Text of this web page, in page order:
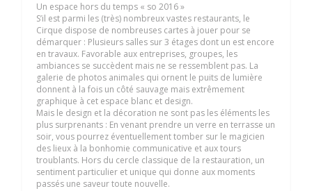
Un espace hors du temps « so 2016 »
S’il est parmi les (très) nombreux vastes restaurants, le
Cirque dispose de nombreuses cartes à jouer pour se
démarquer : Plusieurs salles sur 3 étages dont un est encore
en travaux. Favorable aux entreprises, groupes, les
ambiances se succèdent mais ne se ressemblent pas. La
galerie de photos animales qui ornent le puits de lumière
donnent à la fois un côté sauvage mais extrêmement
graphique à cet espace blanc et design.
Mais le design et la décoration ne sont pas les éléments les
plus surprenants : En venant prendre un verre en terrasse un
soir, vous pourrez éventuellement tomber sur le magicien
des lieux à la bonhomie communicative et aux tours
troublants. Hors du cercle classique de la restauration, un
sentiment particulier et unique qui donne aux moments
passés une saveur toute nouvelle.